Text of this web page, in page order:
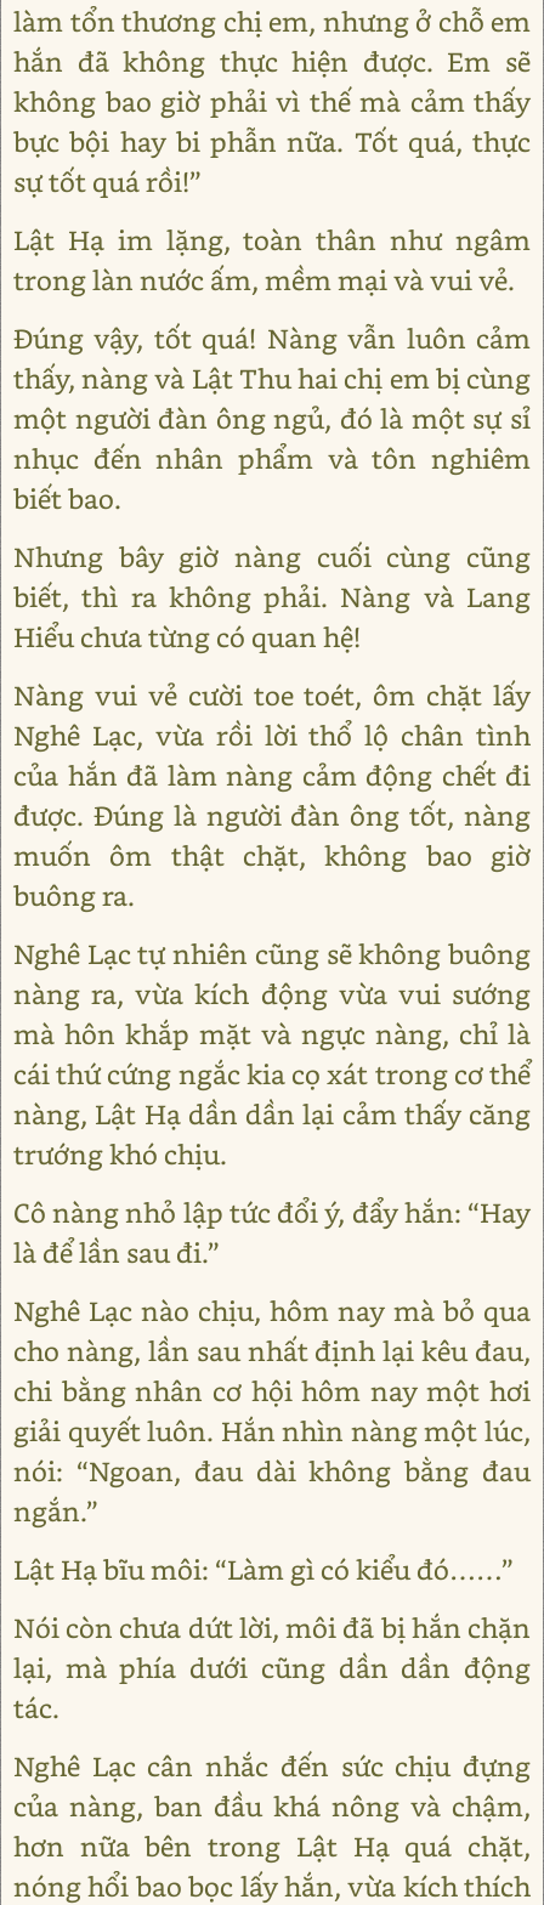
làm tổn thương chị em, nhưng ở chỗ em
hắn đã không thực hiện được. Em sẽ
không bao giờ phải vì thế mà cảm thấy
bực bội hay bi phẫn nữa. Tốt quá, thực
sự tốt quá rồi!”
Lật Hạ im lặng, toàn thân như ngâm
trong làn nước ấm, mềm mại và vui vẻ.
Đúng vậy, tốt quá! Nàng vẫn luôn cảm
thấy, nàng và Lật Thu hai chị em bị cùng
một người đàn ông ngủ, đó là một sự sỉ
nhục đến nhân phẩm và tôn nghiêm
biết bao.
Nhưng bây giờ nàng cuối cùng cũng
biết, thì ra không phải. Nàng và Lang
Hiểu chưa từng có quan hệ!
Nàng vui vẻ cười toe toét, ôm chặt lấy
Nghê Lạc, vừa rồi lời thổ lộ chân tình
của hắn đã làm nàng cảm động chết đi
được. Đúng là người đàn ông tốt, nàng
muốn ôm thật chặt, không bao giờ
buông ra.
Nghê Lạc tự nhiên cũng sẽ không buông
nàng ra, vừa kích động vừa vui sướng
mà hôn khắp mặt và ngực nàng, chỉ là
cái thứ cứng ngắc kia cọ xát trong cơ thể
nàng, Lật Hạ dần dần lại cảm thấy căng
trướng khó chịu.
Cô nàng nhỏ lập tức đổi ý, đẩy hắn: “Hay
là để lần sau đi.”
Nghê Lạc nào chịu, hôm nay mà bỏ qua
cho nàng, lần sau nhất định lại kêu đau,
chi bằng nhân cơ hội hôm nay một hơi
giải quyết luôn. Hắn nhìn nàng một lúc,
nói: “Ngoan, đau dài không bằng đau
ngắn.”
Lật Hạ bĩu môi: “Làm gì có kiểu đó……”
Nói còn chưa dứt lời, môi đã bị hắn chặn
lại, mà phía dưới cũng dần dần động
tác.
Nghê Lạc cân nhắc đến sức chịu đựng
của nàng, ban đầu khá nông và chậm,
hơn nữa bên trong Lật Hạ quá chặt,
nóng hổi bao bọc lấy hắn, vừa kích thích